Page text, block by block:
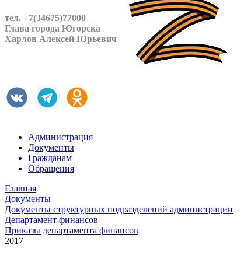
тел. +7(34675)77000
Глава города Югорска
Харлов Алексей Юрьевич
Администрация
Документы
Гражданам
Обращения
Главная
Документы
Документы структурных подразделений администрации
Департамент финансов
Приказы департамента финансов
2017